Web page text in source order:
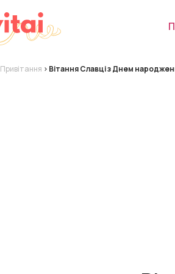
Привітання > Вітання Славці з Днем